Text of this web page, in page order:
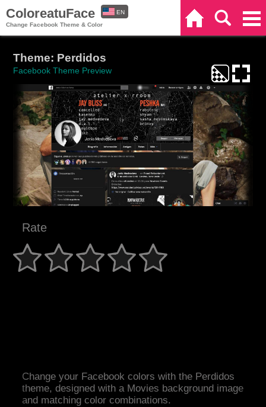
ColoreatuFace
Change Facebook Theme & Color
EN
Theme: Perdidos
Facebook Theme Preview
Rate
Change your Facebook colors with the Perdidos
theme, designed with a Movies background image
and matching color combinations.